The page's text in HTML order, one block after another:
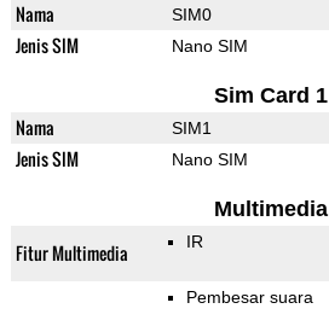
Nama SIM0
Jenis SIM Nano SIM
Sim Card 1
Nama SIM1
Jenis SIM Nano SIM
Multimedia
Fitur Multimedia IR
Pembesar suara